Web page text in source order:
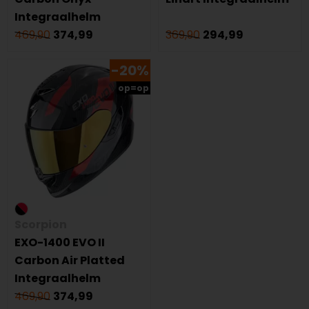
Integraalhelm
469,90 374,99 369,90 294,99
-20%
op=op
EXO-1400 EVO II
Carbon Air Platted
Integraalhelm
469,90 374,99